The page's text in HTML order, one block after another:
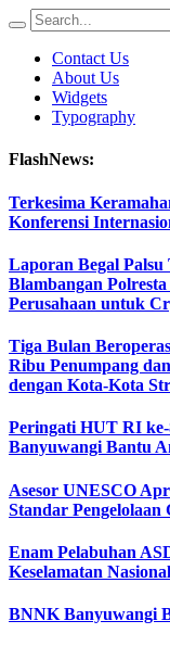
Contact Us
About Us
Widgets
Typography
FlashNews:
Terkesima
Konferensi
Laporan Begal Palsu
Blambangan
Perusahaan untuk
Tiga Bulan
Ribu Penumpang
dengan Kota-Kota
Peringati HUT RI
Banyuwangi Bantu
Asesor UNESCO
Standar Pengelolaan
Enam Pelabuhan
Keselamatan Nasional
BNNK Banyuwangi